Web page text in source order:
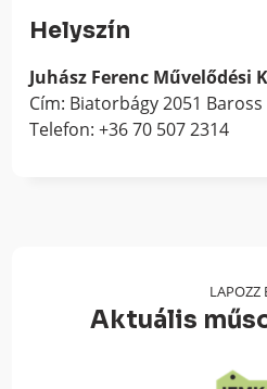
Helyszín
Juhász Ferenc Művelődési
Cím: Biatorbágy 2051
Telefon: +36 70 507 2314
LAPOZZ
Aktuális